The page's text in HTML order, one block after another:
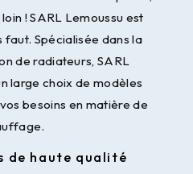
! SARL Lemoussu est
Spécialisée dans la
de radiateurs, SARL
large choix de modèles
besoins en matière de
de haute qualité